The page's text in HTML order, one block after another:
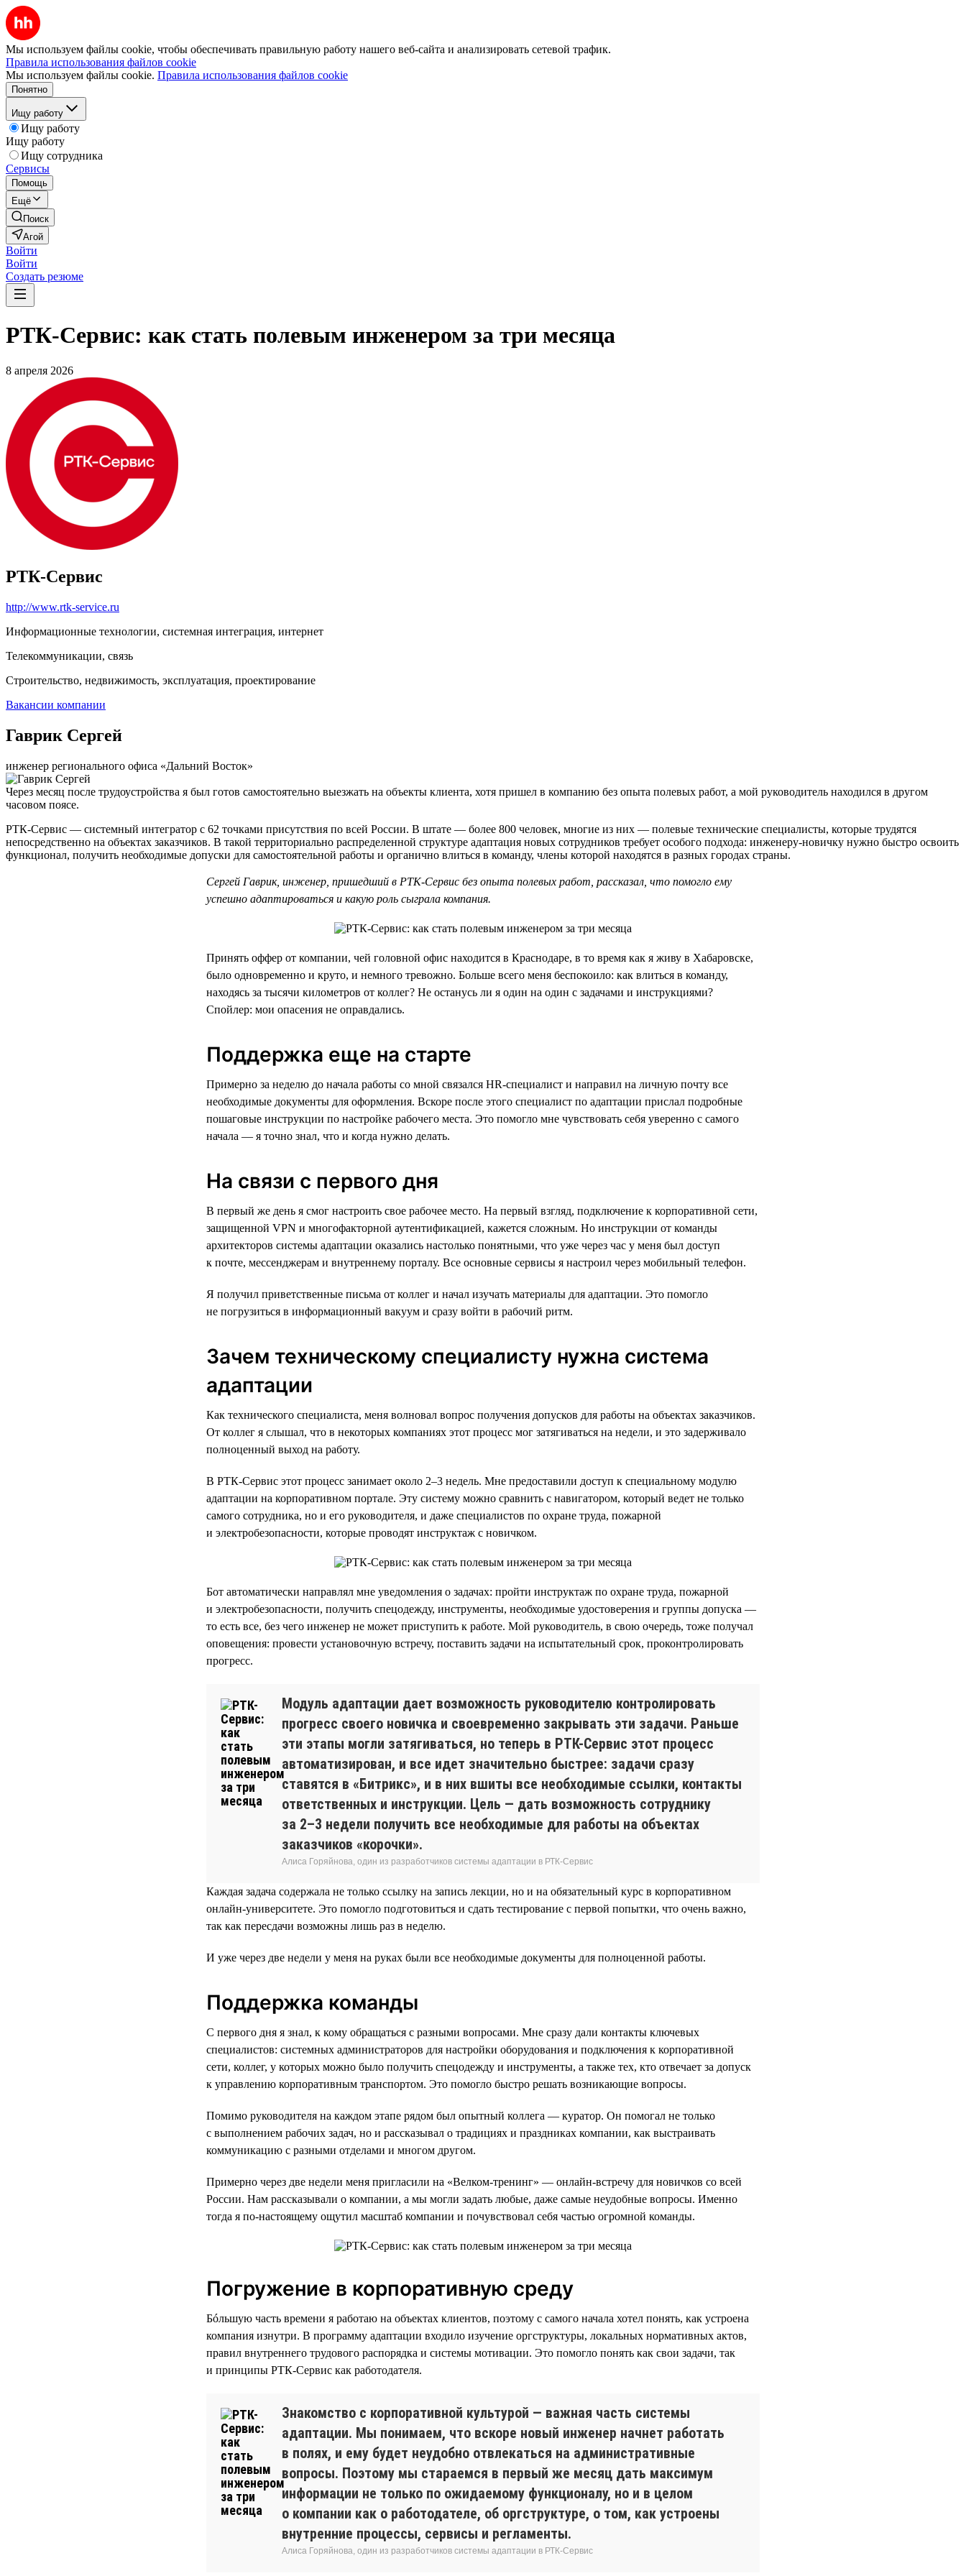
Мы используем файлы cookie, чтобы обеспечивать правильную работу нашего веб-сайта и анализировать сетевой трафик.
Правила использования файлов cookie
Мы используем файлы cookie. Правила использования файлов cookie
Понятно
Ищу работу
Ищу работу
Ищу работу
Ищу сотрудника
Сервисы
Помощь
Ещё
Поиск
Агой
Войти
Войти
Создать резюме
РТК-Сервис: как стать полевым инженером за три месяца
8 апреля 2026
РТК-Сервис
http://www.rtk-service.ru
Информационные технологии, системная интеграция, интернет
Телекоммуникации, связь
Строительство, недвижимость, эксплуатация, проектирование
Вакансии компании
Гаврик Сергей
инженер регионального офиса «Дальний Восток»
Через месяц после трудоустройства я был готов самостоятельно выезжать на объекты клиента, хотя пришел в компанию без опыта полевых работ, а мой руководитель находился в другом
часовом поясе.
РТК-Сервис — системный интегратор с 62 точками присутствия по всей России. В штате — более 800 человек, многие из них — полевые технические специалисты, которые трудятся
непосредственно на объектах заказчиков. В такой территориально распределенной структуре адаптация новых сотрудников требует особого подхода: инженеру-новичку нужно быстро освоить
функционал, получить необходимые допуски для самостоятельной работы и органично влиться в команду, члены которой находятся в разных городах страны.
Сергей Гаврик, инженер, пришедший в РТК-Сервис без опыта полевых работ, рассказал, что помогло ему
успешно адаптироваться и какую роль сыграла компания.
Принять оффер от компании, чей головной офис находится в Краснодаре, в то время как я живу в Хабаровске,
было одновременно и круто, и немного тревожно. Больше всего меня беспокоило: как влиться в команду,
находясь за тысячи километров от коллег? Не останусь ли я один на один с задачами и инструкциями?
Спойлер: мои опасения не оправдались.
Поддержка еще на старте
Примерно за неделю до начала работы со мной связался HR-специалист и направил на личную почту все
необходимые документы для оформления. Вскоре после этого специалист по адаптации прислал подробные
пошаговые инструкции по настройке рабочего места. Это помогло мне чувствовать себя уверенно с самого
начала — я точно знал, что и когда нужно делать.
На связи с первого дня
В первый же день я смог настроить свое рабочее место. На первый взгляд, подключение к корпоративной сети,
защищенной VPN и многофакторной аутентификацией, кажется сложным. Но инструкции от команды
архитекторов системы адаптации оказались настолько понятными, что уже через час у меня был доступ
к почте, мессенджерам и внутреннему порталу. Все основные сервисы я настроил через мобильный телефон.
Я получил приветственные письма от коллег и начал изучать материалы для адаптации. Это помогло
не погрузиться в информационный вакуум и сразу войти в рабочий ритм.
Зачем техническому специалисту нужна система
адаптации
Как технического специалиста, меня волновал вопрос получения допусков для работы на объектах заказчиков.
От коллег я слышал, что в некоторых компаниях этот процесс мог затягиваться на недели, и это задерживало
полноценный выход на работу.
В РТК-Сервис этот процесс занимает около 2–3 недель. Мне предоставили доступ к специальному модулю
адаптации на корпоративном портале. Эту систему можно сравнить с навигатором, который ведет не только
самого сотрудника, но и его руководителя, и даже специалистов по охране труда, пожарной
и электробезопасности, которые проводят инструктаж с новичком.
Бот автоматически направлял мне уведомления о задачах: пройти инструктаж по охране труда, пожарной
и электробезопасности, получить спецодежду, инструменты, необходимые удостоверения и группы допуска —
то есть все, без чего инженер не может приступить к работе. Мой руководитель, в свою очередь, тоже получал
оповещения: провести установочную встречу, поставить задачи на испытательный срок, проконтролировать
прогресс.
Модуль адаптации дает возможность руководителю контролировать
прогресс своего новичка и своевременно закрывать эти задачи. Раньше
эти этапы могли затягиваться, но теперь в РТК-Сервис этот процесс
автоматизирован, и все идет значительно быстрее: задачи сразу
ставятся в «Битрикс», и в них вшиты все необходимые ссылки, контакты
ответственных и инструкции. Цель — дать возможность сотруднику
за 2–3 недели получить все необходимые для работы на объектах
заказчиков «корочки».
Алиса Горяйнова, один из разработчиков системы адаптации в РТК-Сервис
Каждая задача содержала не только ссылку на запись лекции, но и на обязательный курс в корпоративном
онлайн-университете. Это помогло подготовиться и сдать тестирование с первой попытки, что очень важно,
так как пересдачи возможны лишь раз в неделю.
И уже через две недели у меня на руках были все необходимые документы для полноценной работы.
Поддержка команды
С первого дня я знал, к кому обращаться с разными вопросами. Мне сразу дали контакты ключевых
специалистов: системных администраторов для настройки оборудования и подключения к корпоративной
сети, коллег, у которых можно было получить спецодежду и инструменты, а также тех, кто отвечает за допуск
к управлению корпоративным транспортом. Это помогло быстро решать возникающие вопросы.
Помимо руководителя на каждом этапе рядом был опытный коллега — куратор. Он помогал не только
с выполнением рабочих задач, но и рассказывал о традициях и праздниках компании, как выстраивать
коммуникацию с разными отделами и многом другом.
Примерно через две недели меня пригласили на «Велком-тренинг» — онлайн-встречу для новичков со всей
России. Нам рассказывали о компании, а мы могли задать любые, даже самые неудобные вопросы. Именно
тогда я по-настоящему ощутил масштаб компании и почувствовал себя частью огромной команды.
Погружение в корпоративную среду
Бóльшую часть времени я работаю на объектах клиентов, поэтому с самого начала хотел понять, как устроена
компания изнутри. В программу адаптации входило изучение оргструктуры, локальных нормативных актов,
правил внутреннего трудового распорядка и системы мотивации. Это помогло понять как свои задачи, так
и принципы РТК-Сервис как работодателя.
Знакомство с корпоративной культурой — важная часть системы
адаптации. Мы понимаем, что вскоре новый инженер начнет работать
в полях, и ему будет неудобно отвлекаться на административные
вопросы. Поэтому мы стараемся в первый же месяц дать максимум
информации не только по ожидаемому функционалу, но и в целом
о компании как о работодателе, об оргструктуре, о том, как устроены
внутренние процессы, сервисы и регламенты.
Алиса Горяйнова, один из разработчиков системы адаптации в РТК-Сервис